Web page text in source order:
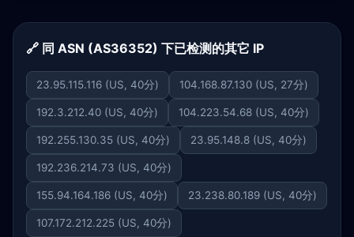
🔗 同 ASN (AS36352) 下已检测的其它 IP
23.95.115.116 (US, 40分) 104.168.87.130 (US, 27分)
192.3.212.40 (US, 40分) 104.223.54.68 (US, 40分)
192.255.130.35 (US, 40分) 23.95.148.8 (US, 40分)
192.236.214.73 (US, 40分)
155.94.164.186 (US, 40分) 23.238.80.189 (US, 40分)
107.172.212.225 (US, 40分)